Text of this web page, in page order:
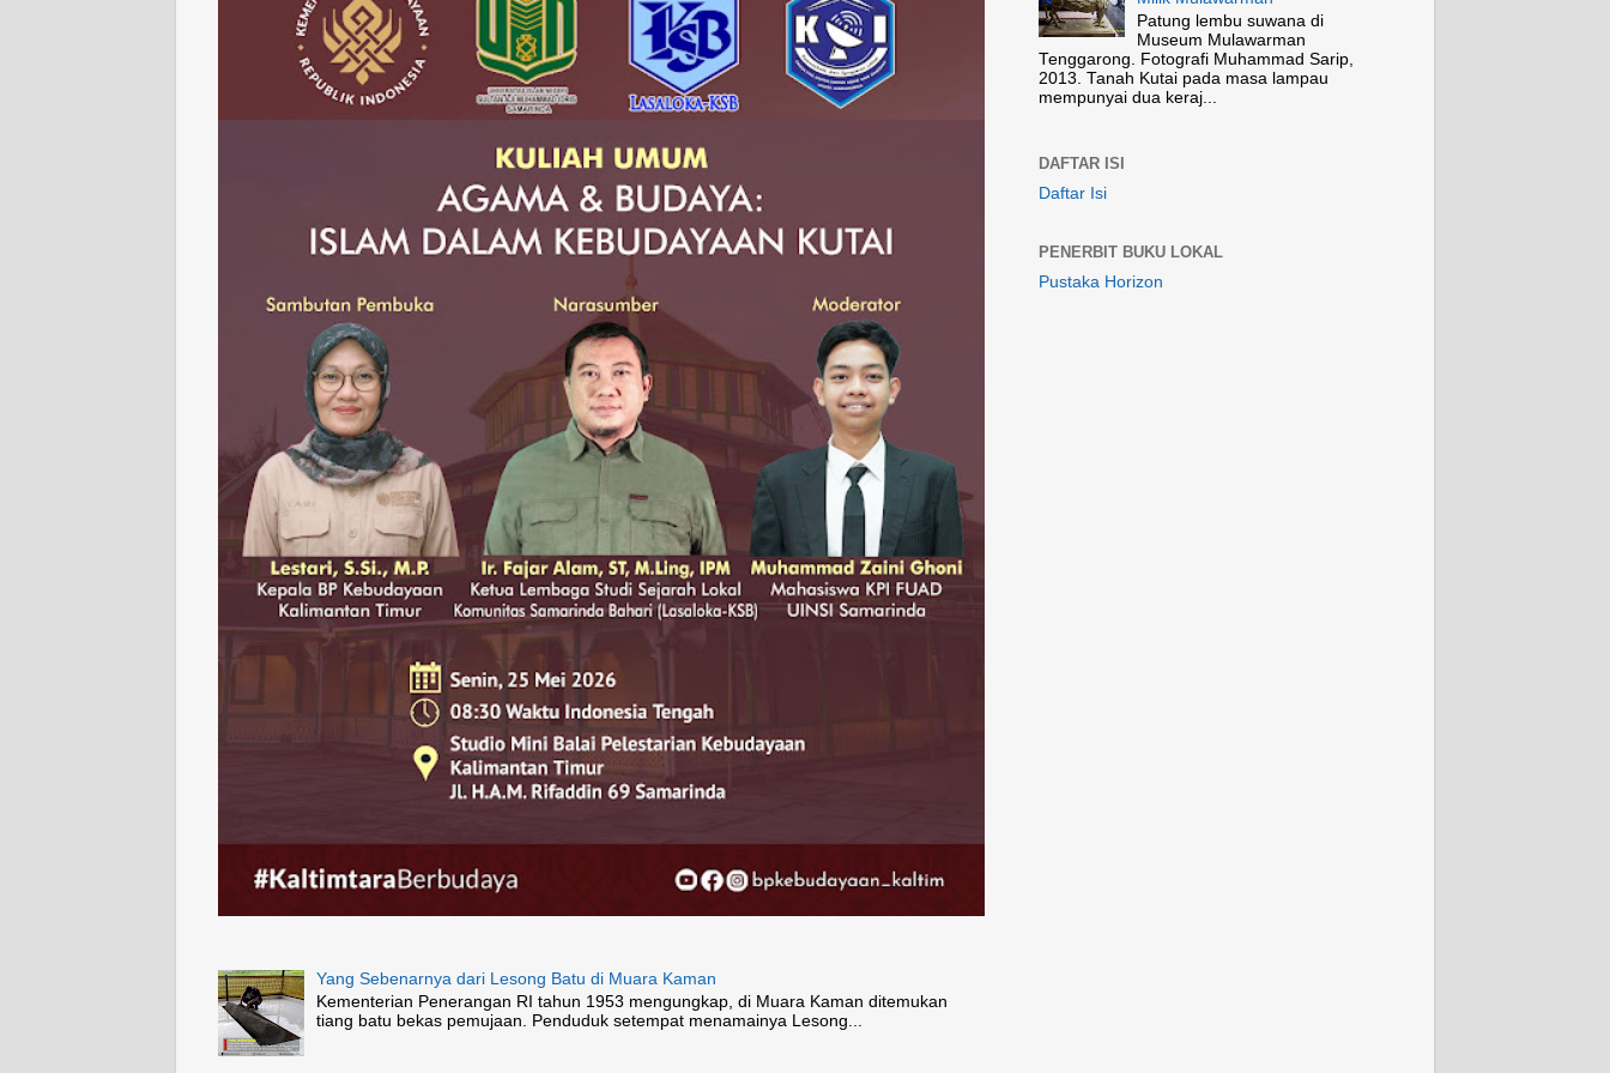
Yang Sebenarnya dari Lesong Batu di Muara Kaman
Kementerian Penerangan RI tahun 1953 mengungkap, di Muara Kaman ditemukan
tiang batu bekas pemujaan. Penduduk setempat menamainya Lesong...
Patung lembu suwana di
Museum Mulawarman
Tenggarong. Fotografi Muhammad Sarip,
2013. Tanah Kutai pada masa lampau
mempunyai dua keraj...
DAFTAR ISI
Daftar Isi
PENERBIT BUKU LOKAL
Pustaka Horizon